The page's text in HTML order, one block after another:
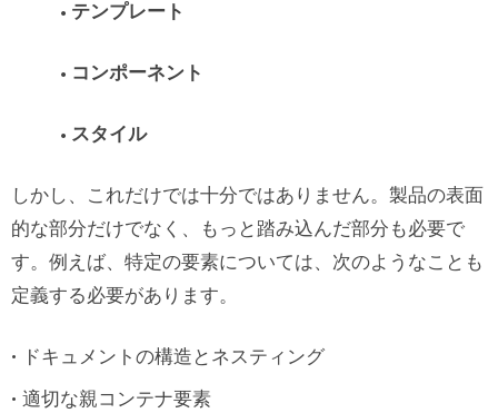
• テンプレート
• コンポーネント
• スタイル
しかし、これだけでは十分ではありません。製品の表面
的な部分だけでなく、もっと踏み込んだ部分も必要で
す。例えば、特定の要素については、次のようなことも
定義する必要があります。
ドキュメントの構造とネスティング
適切な親コンテナ要素